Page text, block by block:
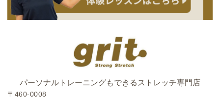
パーソナルトレーニングもできるストレッチ専門店
〒460-0008